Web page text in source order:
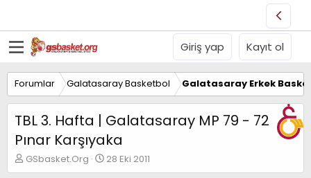
Giriş yap Kayıt ol
Forumlar Galatasaray Basketbol Galatasaray Erkek
TBL 3. Hafta | Galatasaray MP 79 - 72
Pınar Karşıyaka
K
o
GSbasket.Org
B
a
28 Eki 2011